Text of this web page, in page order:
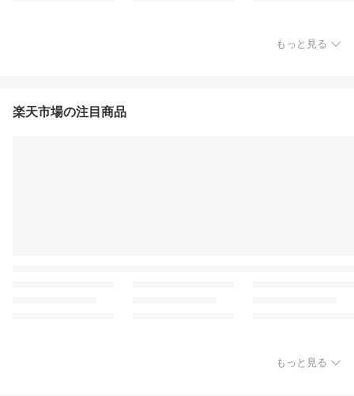
もっと見る
楽天市場の注目商品
もっと見る